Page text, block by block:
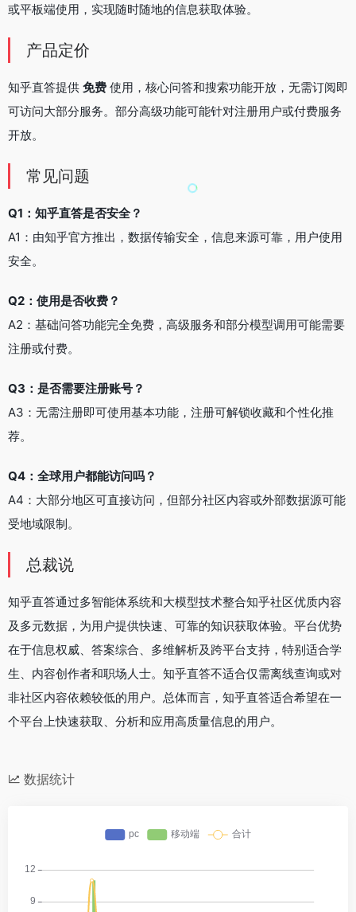
或平板端使用，实现随时随地的信息获取体验。
产品定价
知乎直答提供 免费 使用，核心问答和搜索功能开放，无需订阅即
可访问大部分服务。部分高级功能可能针对注册用户或付费服务
开放。
常见问题
Q1：知乎直答是否安全？
A1：由知乎官方推出，数据传输安全，信息来源可靠，用户使用
安全。
Q2：使用是否收费？
A2：基础问答功能完全免费，高级服务和部分模型调用可能需要
注册或付费。
Q3：是否需要注册账号？
A3：无需注册即可使用基本功能，注册可解锁收藏和个性化推
荐。
Q4：全球用户都能访问吗？
A4：大部分地区可直接访问，但部分社区内容或外部数据源可能
受地域限制。
总裁说
知乎直答通过多智能体系统和大模型技术整合知乎社区优质内容
及多元数据，为用户提供快速、可靠的知识获取体验。平台优势
在于信息权威、答案综合、多维解析及跨平台支持，特别适合学
生、内容创作者和职场人士。知乎直答不适合仅需离线查询或对
非社区内容依赖较低的用户。总体而言，知乎直答适合希望在一
个平台上快速获取、分析和应用高质量信息的用户。
数据统计